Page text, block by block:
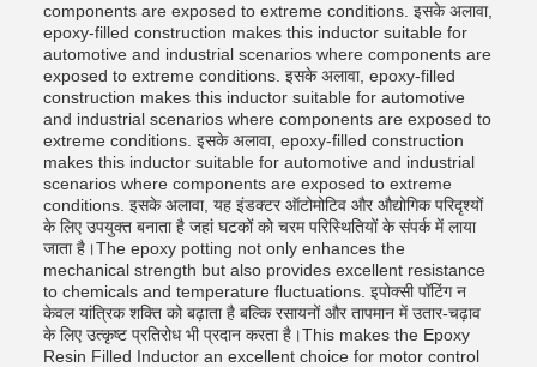
components are exposed to extreme conditions. इसके अलावा,
epoxy-filled construction makes this inductor suitable for
automotive and industrial scenarios where components are
exposed to extreme conditions. इसके अलावा, epoxy-filled
construction makes this inductor suitable for automotive
and industrial scenarios where components are exposed to
extreme conditions. इसके अलावा, epoxy-filled construction
makes this inductor suitable for automotive and industrial
scenarios where components are exposed to extreme
conditions. इसके अलावा, यह इंडक्टर ऑटोमोटिव और औद्योगिक परिदृश्यों
के लिए उपयुक्त बनाता है जहां घटकों को चरम परिस्थितियों के संपर्क में लाया
जाता है।The epoxy potting not only enhances the
mechanical strength but also provides excellent resistance
to chemicals and temperature fluctuations. इपोक्सी पॉटिंग न
केवल यांत्रिक शक्ति को बढ़ाता है बल्कि रसायनों और तापमान में उतार-चढ़ाव
के लिए उत्कृष्ट प्रतिरोध भी प्रदान करता है।This makes the Epoxy
Resin Filled Inductor an excellent choice for motor control